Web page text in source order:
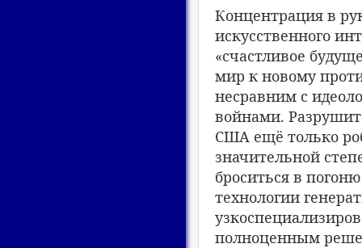
Концентрация в
искусственного
«счастливое
мир к новому
несравним с
войнами.
США ещё только
значительной
броситься в
технологии
полноценным